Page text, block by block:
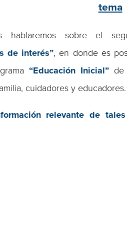
tema
sobre el
de interés”, en donde es
“Educación Inicial”de
cuidadores y educadores.
relevante de